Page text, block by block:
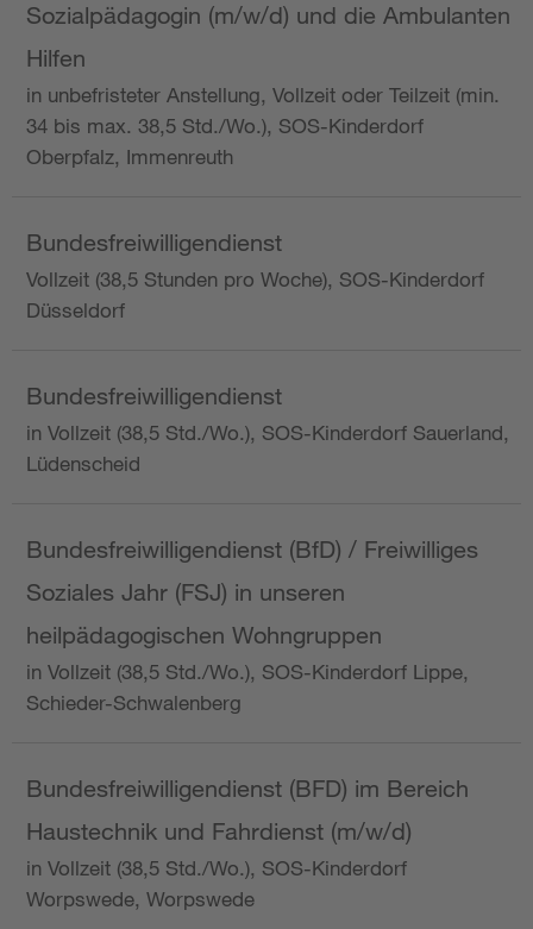
Sozialpädagogin (m/w/d) und die Ambulanten
Hilfen
in unbefristeter Anstellung, Vollzeit oder Teilzeit (min.
34 bis max. 38,5 Std./Wo.), SOS-Kinderdorf
Oberpfalz, Immenreuth
Bundesfreiwilligendienst
Vollzeit (38,5 Stunden pro Woche), SOS-Kinderdorf
Düsseldorf
Bundesfreiwilligendienst
in Vollzeit (38,5 Std./Wo.), SOS-Kinderdorf Sauerland,
Lüdenscheid
Bundesfreiwilligendienst (BfD) / Freiwilliges
Soziales Jahr (FSJ) in unseren
heilpädagogischen Wohngruppen
in Vollzeit (38,5 Std./Wo.), SOS-Kinderdorf Lippe,
Schieder-Schwalenberg
Bundesfreiwilligendienst (BFD) im Bereich
Haustechnik und Fahrdienst (m/w/d)
in Vollzeit (38,5 Std./Wo.), SOS-Kinderdorf
Worpswede, Worpswede